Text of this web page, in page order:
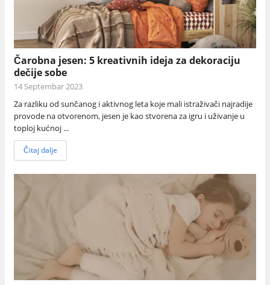
Čarobna jesen: 5 kreativnih ideja za dekoraciju
dečije sobe
14 Septembar 2023
Za razliku od sunčanog i aktivnog leta koje mali istraživači najradije
provode na otvorenom, jesen je kao stvorena za igru i uživanje u
toploj kućnoj ...
Čitaj dalje